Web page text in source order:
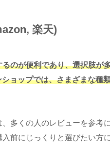
楽天)
のが便利であり、選択肢が
ョップでは、さまざまな種
多くの人のレビューを参考
前にじっくりと選びたい方